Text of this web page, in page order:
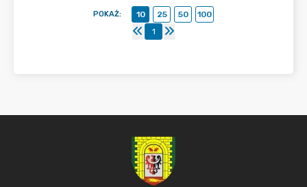
POKAŻ: 10 25 50
100
1